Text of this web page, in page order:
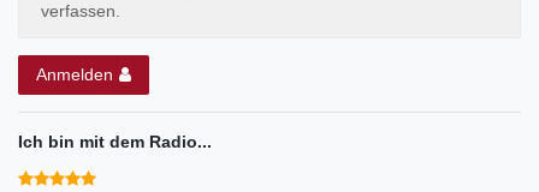
verfassen.
Anmelden
Ich bin mit dem Radio...